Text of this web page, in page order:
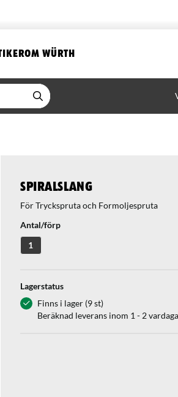
OM WÜRTH
Spiralslang
För Tryckspruta och Formoljespruta
Antal/förp
1
Lagerstatus
Finns i lager (9 st)
Beräknad leverans inom 1 - 2